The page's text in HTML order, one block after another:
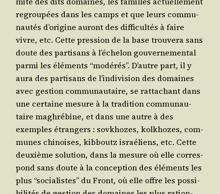
regrou­pées dans les camps et que leurs com­mu­
nau­tés d’o­ri­gine auront des dif­fi­cul­tés à faire
vivre, etc. Cette pres­sion de la base trou­ve­ra sans
doute des par­ti­sans à l’é­che­lon gou­ver­ne­men­tal
par­mi les élé­ments “modé­rés”. D’autre part, il y
aura des par­ti­sans de l’in­di­vi­sion des domaines
avec ges­tion com­mu­nau­taire, se rat­ta­chant dans
une cer­taine mesure à la tra­di­tion com­mu­nau­
taire magh­ré­bine, et dans une autre à des
exemples étran­gers : sov­khozes, kol­khozes, com­
munes chi­noises, kib­boutz israé­liens, etc. Cette
deuxième solu­tion, dans la mesure où elle cor­res­
pond sans doute à la concep­tion des élé­ments les
plus “socia­listes” du Front, où elle offre les pos­si­